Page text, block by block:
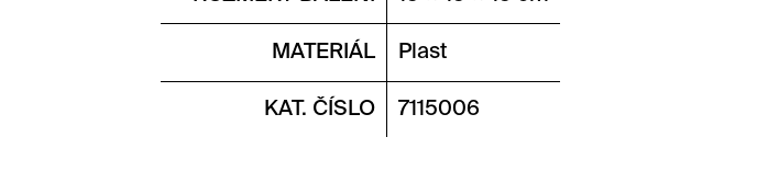
MATERIÁL Plast
KAT. ČÍSLO 7115006